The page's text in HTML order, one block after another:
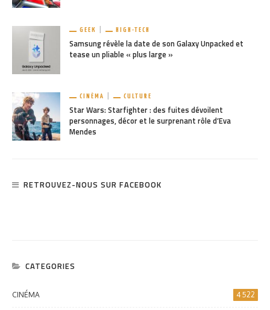
GEEK HIGH-TECH
Samsung révèle la date de son Galaxy Unpacked et
tease un pliable « plus large »
CINÉMA CULTURE
Star Wars: Starfighter : des fuites dévoilent
personnages, décor et le surprenant rôle d’Eva
Mendes
RETROUVEZ-NOUS SUR FACEBOOK
CATEGORIES
CINÉMA 4 522